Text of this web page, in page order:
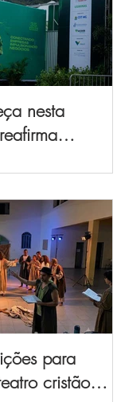
nesta
de Minas
para
cristão